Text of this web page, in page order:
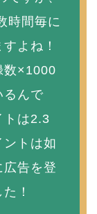
時間毎に
よね！
数×1000
るんで
トは2.3
ントは如
広告を登
！